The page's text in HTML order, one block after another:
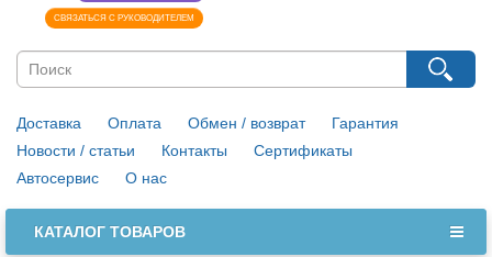
СВЯЗАТЬСЯ С РУКОВОДИТЕЛЕМ
Доставка Оплата Обмен / возврат
Гарантия
Новости / статьи
Контакты
Сертификаты
Автосервис
О нас
КАТАЛОГ ТОВАРОВ